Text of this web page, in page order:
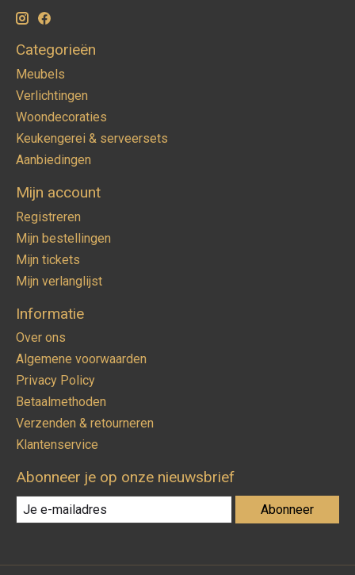
Categorieën
Meubels
Verlichtingen
Woondecoraties
Keukengerei & serveersets
Aanbiedingen
Mijn account
Registreren
Mijn bestellingen
Mijn tickets
Mijn verlanglijst
Informatie
Over ons
Algemene voorwaarden
Privacy Policy
Betaalmethoden
Verzenden & retourneren
Klantenservice
Abonneer je op onze nieuwsbrief
Abonneer